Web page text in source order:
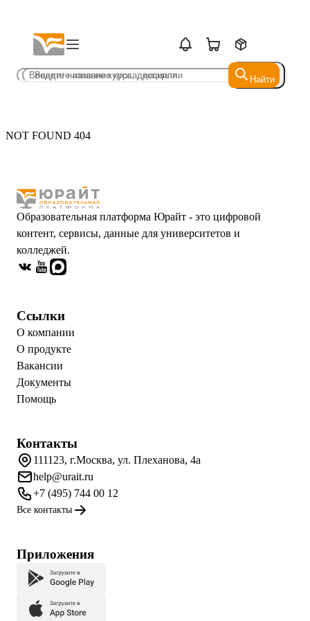
Найти
Найти
NOT FOUND 404
Образовательная платформа Юрайт - это цифровой
контент, сервисы, данные для университетов и
колледжей.
Ссылки
О компании
О продукте
Вакансии
Документы
Помощь
Контакты
111123, г.Москва, ул. Плеханова, 4а
help@urait.ru
+7 (495) 744 00 12
Все контакты
Приложения